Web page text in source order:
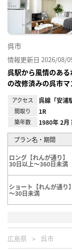
呉市
情報更新日 2026/08/
呉駅から風情のあ
の改修済みの呉市
アクセス 呉線「安浦
間取り 1R
築年数 1980年 2月
プラン名・期間
ロング【れんが通り】
30日以上～360日未満
ショート【れんが通り】
～30日未満
広島県 呉市